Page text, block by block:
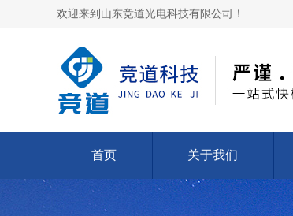
欢迎来到山东竞道光电科技有限公司！
首页 关于我们